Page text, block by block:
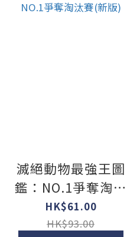
滅絕動物最強王圖
鑑：NO.1爭奪淘汰
賽(新版)
HK$61.00
HK$93.00